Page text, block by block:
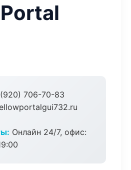
706-70-83
Онлайн 24/7, офис: